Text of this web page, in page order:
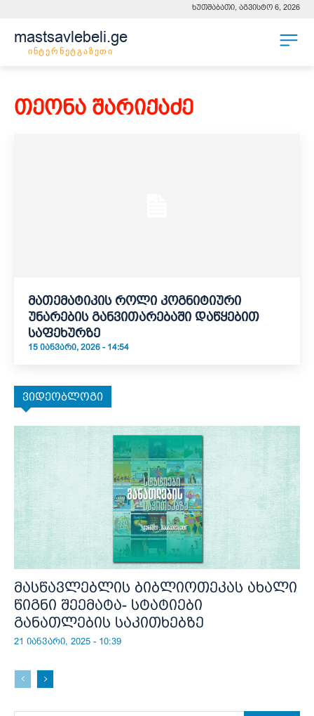
ხუთშაბათი, აგვისტო 6, 2026
mastsavlebeli.ge
ინტერნეტგაზეთი
თეონა შარიქაძე
მათემატიკის როლი კოგნიტიური
უნარების განვითარებაში დაწყებით
საფეხურზე
15 ᲘᲐᲜᲕᲐᲠᲘ, 2026 - 14:54
ვიდეობლოგი
მასწავლებლის ბიბლიოთეკას ახალი
წიგნი შეემატა- სტატიები
განათლების საკითხებზე
21 იანვარი, 2025 - 10:39